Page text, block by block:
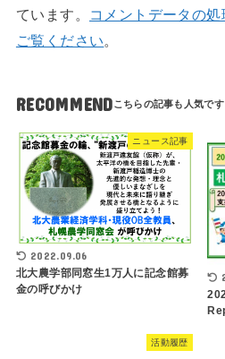
ています。
コメントデータの
ご覧ください。
RECOMMEND
ニュース記事
2022.09.06
北大農学部同窓生1万人に記念館募
金の呼びかけ
活動履歴